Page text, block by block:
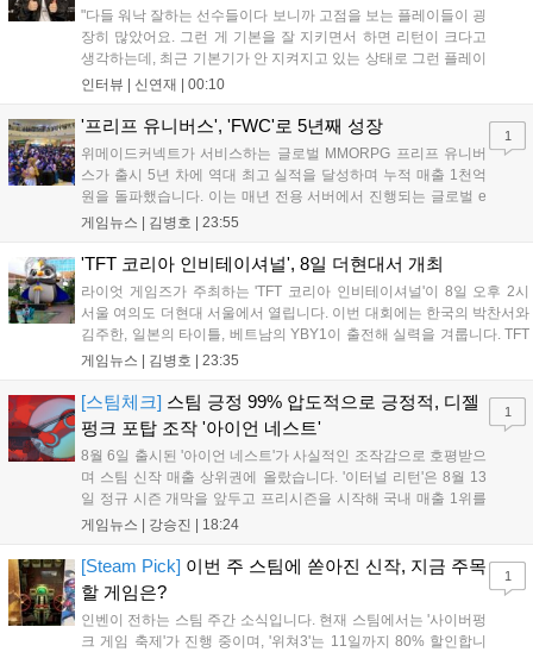
"다들 워낙 잘하는 선수들이다 보니까 고점을 보는 플레이들이 굉
장히 많았어요. 그런 게 기본을 잘 지키면서 하면 리턴이 크다고
생각하는데, 최근 기본기가 안 지켜지고 있는 상태로 그런 플레이
를 추구하다 보니까 팀적으로 안 좋은 사고가 계속 많이 났던 것
LoL 챔피언스 코리아(LCK)'...
인터뷰 | 신연재 00:10
'프리프 유니버스', 'FWC'로 5년째 성장
위메이드커넥트가 서비스하는 글로벌 MMORPG 프리프 유니버
스가 출시 5년 차에 역대 최고 실적을 달성하며 누적 매출 1천억
원을 돌파했습니다. 이는 매년 전용 서버에서 진행되는 글로벌 e
스포츠 대회 FWC의 영향이 큽니다. FWC는 이용자가 동일한 조
은 전년 대비 매출과 이용자 지표가 대폭 상승하는 성과를 냈습니
다. 오는 10월 필리핀 마닐라에서 총상금 11만 달러 규모의 제4회
FWC 그랜드 파이널이 개최될 예정이며, 위메이드커넥트는 이를
통해 커뮤니티 중심의 장기 성장 모델을 지속할 방침입니다....
게임뉴스 | 김병호 23:55
1
'TFT 코리아 인비테이셔널', 8일 더현대서 개최
라이엇 게임즈가 주최하는 'TFT 코리아 인비테이셔널'이 8일 오후 2시
서울 여의도 더현대 서울에서 열립니다. 이번 대회에는 한국의 박찬서와
김주한, 일본의 타이틀, 베트남의 YBY1이 출전해 실력을 겨룹니다. TFT
는 소속팀 없이 개인 자격으로 참가하는 독특한 대회 구조를 가지며, 누
17일까지 이어지는 이번 행사는 신규 세트 체험과 공연 등 다양한 즐길
거리를 제공하며, 이후 현대백화점 판교점에서도 행사가 이어질 예정입
니다. 연말에는 라스베이거스 오픈이 개최됩니다....
게임뉴스 | 김병호 23:35
[스팀체크] 스팀 긍정 99% 압도적으로 긍정적, 디젤
펑크 포탑 조작 '아이언 네스트'
8월 6일 출시된 '아이언 네스트'가 사실적인 조작감으로 호평받으
며 스팀 신작 매출 상위권에 올랐습니다. '이터널 리턴'은 8월 13
일 정규 시즌 개막을 앞두고 프리시즌을 시작해 국내 매출 1위를
기록했습니다. 25주년을 맞은 '고스트 리콘' 시리즈는 8월 6일 쇼
'마블 투혼: 파이팅 소울즈'와 레트로 수리 시뮬레이션 '리스토
리'도 스팀에 정식 출시되었습니다....
게임뉴스 | 강승진 18:24
1
[Steam Pick] 이번 주 스팀에 쏟아진 신작, 지금 주목
할 게임은?
인벤이 전하는 스팀 주간 소식입니다. 현재 스팀에서는 '사이버펑
크 게임 축제'가 진행 중이며, '위쳐3'는 11일까지 80% 할인합니
1